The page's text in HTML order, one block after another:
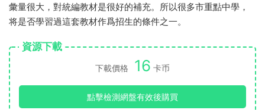
彙量很大，對統編教材是很好的補充。所以很多市重點中學，
将是否學習過這套教材作爲招生的條件之一。
資源下載
下載價格 16 卡币
點擊檢測網盤有效後購買